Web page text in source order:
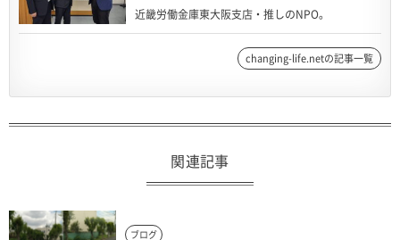
近畿労働金庫東大阪支店・推しのNPO。
changing-life.netの記事一覧
関連記事
ブログ